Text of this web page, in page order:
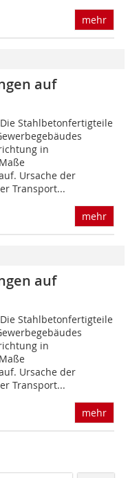
mehr
auf
Stahlbetonfertigteile
in
Ursache der
Transport...
mehr
auf
Stahlbetonfertigteile
in
Ursache der
Transport...
mehr